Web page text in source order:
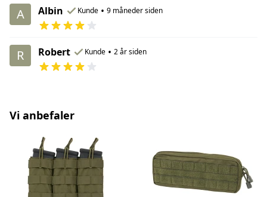
A Albin Kunde • 9 måneder siden
R Robert Kunde • 2 år siden
Vi anbefaler